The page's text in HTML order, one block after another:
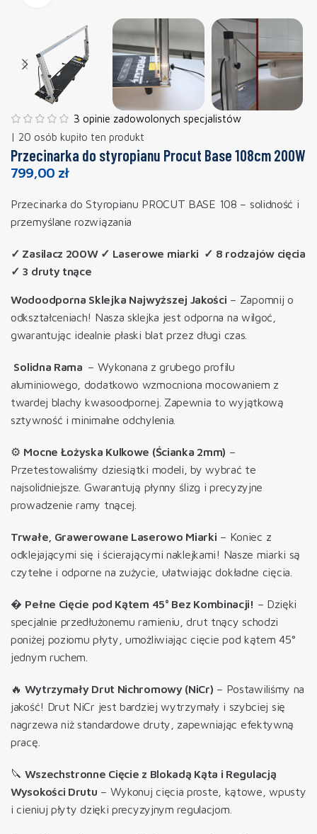
3 opinie zadowolonych specjalistów
| 20 osób kupiło ten produkt
Przecinarka do styropianu Procut Base 108cm 200W
799,00 zł
Przecinarka do Styropianu PROCUT BASE 108 – solidność i
przemyślane rozwiązania
✓ Zasilacz 200W ✓ Laserowe miarki ✓ 8 rodzajów cięcia
✓ 3 druty tnące
Wodoodporna Sklejka Najwyższej Jakości – Zapomnij o
odkształceniach! Nasza sklejka jest odporna na wilgoć,
gwarantując idealnie płaski blat przez długi czas.
Solidna Rama – Wykonana z grubego profilu
aluminiowego, dodatkowo wzmocniona mocowaniem z
twardej blachy kwasoodpornej. Zapewnia to wyjątkową
sztywność i minimalne odchylenia.
⚙️ Mocne Łożyska Kulkowe (Ścianka 2mm) –
Przetestowaliśmy dziesiątki modeli, by wybrać te
najsolidniejsze. Gwarantują płynny ślizg i precyzyjne
prowadzenie ramy tnącej.
Trwałe, Grawerowane Laserowo Miarki – Koniec z
odklejającymi się i ścierającymi naklejkami! Nasze miarki są
czytelne i odporne na zużycie, ułatwiając dokładne cięcia.
� Pełne Cięcie pod Kątem 45° Bez Kombinacji! – Dzięki
specjalnie przedłużonemu ramieniu, drut tnący schodzi
poniżej poziomu płyty, umożliwiając cięcie pod kątem 45°
jednym ruchem.
🔥Wytrzymały Drut Nichromowy (NiCr) – Postawiliśmy na
jakość! Drut NiCr jest bardziej wytrzymały i szybciej się
nagrzewa niż standardowe druty, zapewniając efektywną
pracę.
🔪Wszechstronne Cięcie z Blokadą Kąta i Regulacją
Wysokości Drutu – Wykonuj cięcia proste, kątowe, wpusty
i cieniuj płyty dzięki precyzyjnym regulacjom.